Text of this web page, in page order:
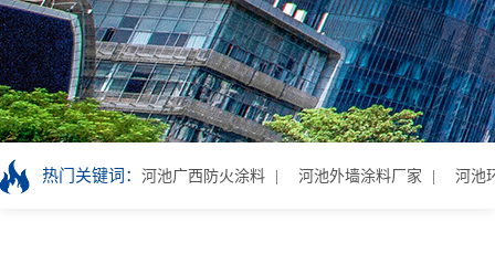
热门关键词： 河池广西防火涂料 河池外墙涂料厂家 河池